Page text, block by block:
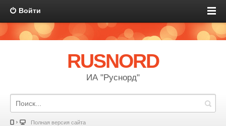
Войти
RUSNORD
ИА "Руснорд"
Полная версия сайта